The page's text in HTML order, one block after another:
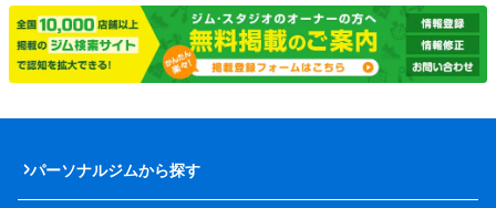
パーソナルジムから探す